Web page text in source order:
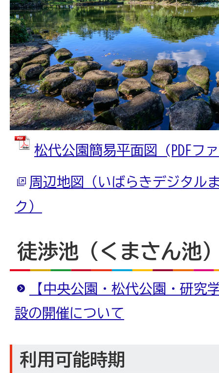
松代公園簡易平面図 (PDFフ
周辺地図（いばらきデジタル
ク）
徒渉池（くまさん池
【中央公園・松代公園・研究
設の開催について
利用可能時期